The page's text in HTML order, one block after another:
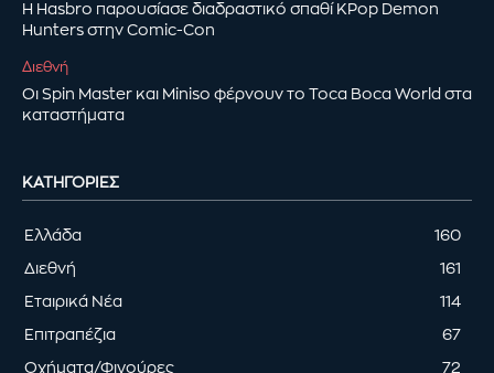
Η Hasbro παρουσίασε διαδραστικό σπαθί KPop Demon
Hunters στην Comic-Con
Διεθνή
Οι Spin Master και Miniso φέρνουν το Toca Boca World στα
καταστήματα
ΚΑΤΗΓΟΡΊΕΣ
Ελλάδα 160
Διεθνή 161
Εταιρικά Νέα 114
Επιτραπέζια 67
Οχήματα/Φιγούρες 72